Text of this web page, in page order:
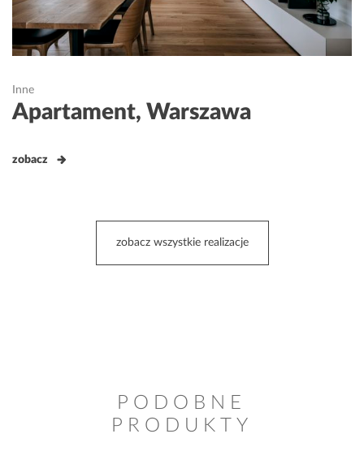
Inne
Apartament, Warszawa
zobacz
zobacz wszystkie realizacje
PODOBNE
PRODUKTY